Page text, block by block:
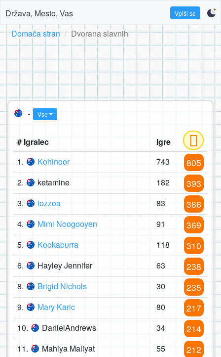
Država, Mesto, Vas Vpiši se
Domača stran Dvorana slavnih
- Vse
# Igralec
Igre
1.
Kohinoor 743 805
2. ketamine 182 393
3. tozzoa 83 386
4. Mimi Noogooyen 91 369
5. Kookaburra 118 310
6. Hayley Jennifer 63 238
8. Brigid Nichols 30 235
9. Mary Karic 80 217
10. DanielAndrews 34 214
11. Mahiya Maliyat 55 212